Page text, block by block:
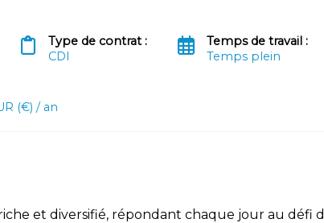
Type de contrat :
CDI
Temps de travail :
Temps plein
(€) / an
et diversifié, répondant chaque jour au défi